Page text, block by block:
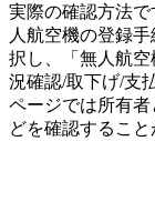
実際の確認方法
人航空機の登録
択し、「無人航
況確認/取下げ/支
ページでは所有
どを確認すること